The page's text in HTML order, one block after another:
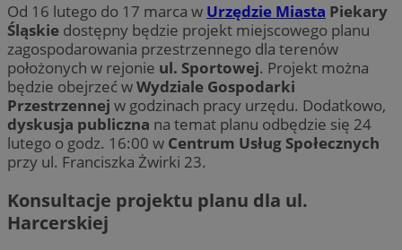
Od 16 lutego do 17 marca w Urzędzie Miasta Piekary
Śląskie dostępny będzie projekt miejscowego planu
zagospodarowania przestrzennego dla terenów
położonych w rejonie ul. Sportowej. Projekt można
będzie obejrzeć wWydziale Gospodarki
Przestrzennej w godzinach pracy urzędu. Dodatkowo,
dyskusja publiczna na temat planu odbędzie się 24
lutego o godz. 16:00 w Centrum Usług Społecznych
przy ul. Franciszka Żwirki 23.
Konsultacje projektu planu dla ul.
Harcerskiej